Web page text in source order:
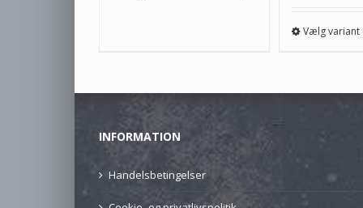
Vælg variant
INFORMATION
Handelsbetingelser